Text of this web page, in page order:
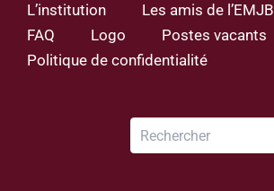
L’institution Les amis de l’EMJB
FAQ
Logo
Postes vacants
Politique de confidentialité